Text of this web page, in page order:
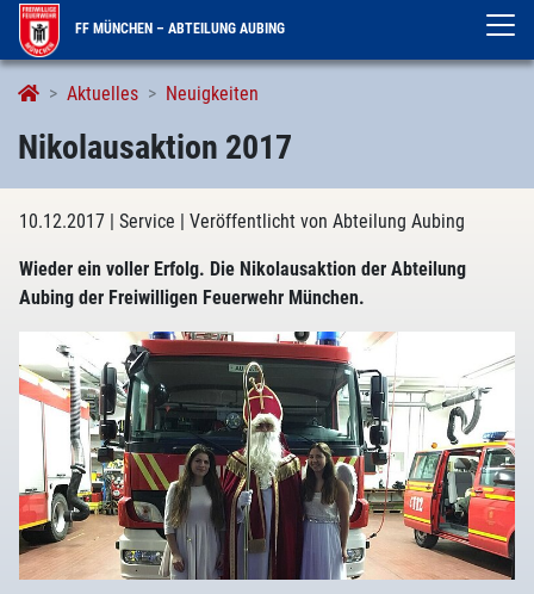
FF MÜNCHEN – ABTEILUNG AUBING
Aktuelles Neuigkeiten
Nikolausaktion 2017
10.12.2017 | Service | Veröffentlicht von Abteilung Aubing
Wieder ein voller Erfolg. Die Nikolausaktion der Abteilung
Aubing der Freiwilligen Feuerwehr München.